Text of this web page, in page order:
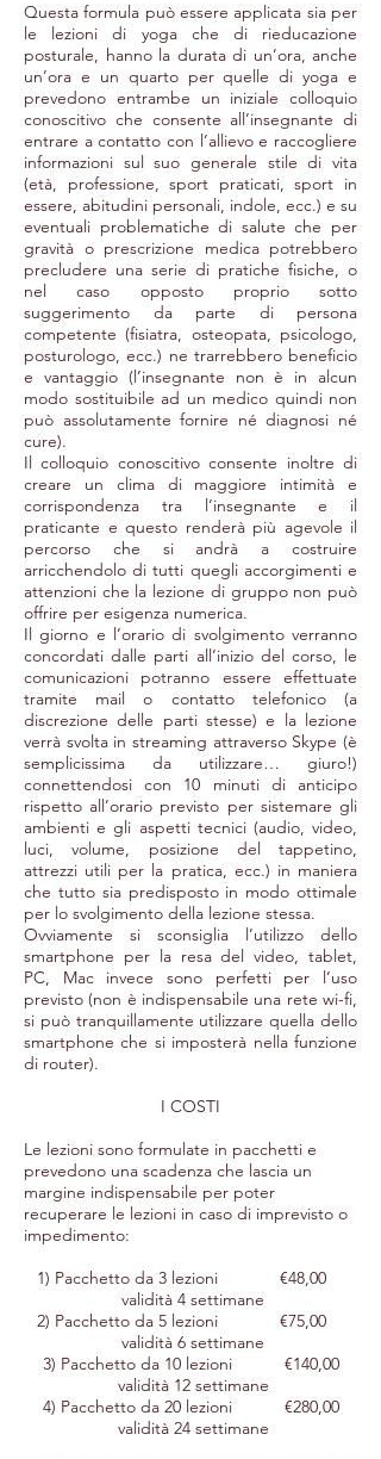
Questa formula può essere applicata sia per
le lezioni di yoga che di rieducazione
posturale, hanno la durata di un’ora, anche
un’ora e un quarto per quelle di yoga e
prevedono entrambe un iniziale colloquio
conoscitivo che consente all’insegnante di
entrare a contatto con l’allievo e raccogliere
informazioni sul suo generale stile di vita
(età, professione, sport praticati, sport in
essere, abitudini personali, indole, ecc.) e su
eventuali problematiche di salute che per
gravità o prescrizione medica potrebbero
precludere una serie di pratiche fisiche, o
nel caso opposto proprio sotto
suggerimento da parte di persona
competente (fisiatra, osteopata, psicologo,
posturologo, ecc.) ne trarrebbero beneficio
e vantaggio (l’insegnante non è in alcun
modo sostituibile ad un medico quindi non
può assolutamente fornire né diagnosi né
cure).
Il colloquio conoscitivo consente inoltre di
creare un clima di maggiore intimità e
corrispondenza tra l’insegnante e il
praticante e questo renderà più agevole il
percorso che si andrà a costruire
arricchendolo di tutti quegli accorgimenti e
attenzioni che la lezione di gruppo non può
offrire per esigenza numerica.
Il giorno e l’orario di svolgimento verranno
concordati dalle parti all’inizio del corso, le
comunicazioni potranno essere effettuate
tramite mail o contatto telefonico (a
discrezione delle parti stesse) e la lezione
verrà svolta in streaming attraverso Skype (è
semplicissima da utilizzare… giuro!)
connettendosi con 10 minuti di anticipo
rispetto all’orario previsto per sistemare gli
ambienti e gli aspetti tecnici (audio, video,
luci, volume, posizione del tappetino,
attrezzi utili per la pratica, ecc.) in maniera
che tutto sia predisposto in modo ottimale
per lo svolgimento della lezione stessa.
Ovviamente si sconsiglia l’utilizzo dello
smartphone per la resa del video, tablet,
PC, Mac invece sono perfetti per l’uso
previsto (non è indispensabile una rete wi-fi,
si può tranquillamente utilizzare quella dello
smartphone che si imposterà nella funzione
di router).
I COSTI
Le lezioni sono formulate in pacchetti e
prevedono una scadenza che lascia un
margine indispensabile per poter
recuperare le lezioni in caso di imprevisto o
impedimento:
1) Pacchetto da 3 lezioni €48,00
validità 4 settimane
2) Pacchetto da 5 lezioni €75,00
validità 6 settimane
3) Pacchetto da 10 lezioni €140,00
validità 12 settimane
4) Pacchetto da 20 lezioni €280,00
validità 24 settimane